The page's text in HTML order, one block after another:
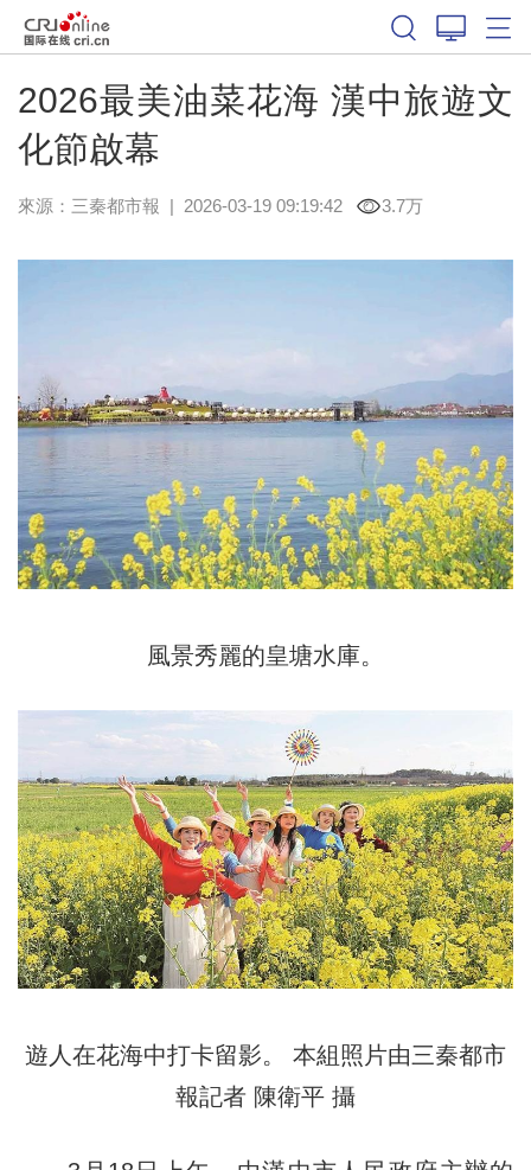
2026最美油菜花海 漢中旅遊文
化節啟幕
來源： 三秦都市報 | 2026-03-19 09:19:42 3.7万
風景秀麗的皇塘水庫。
遊人在花海中打卡留影。 本組照片由三秦都市
報記者 陳衛平 攝